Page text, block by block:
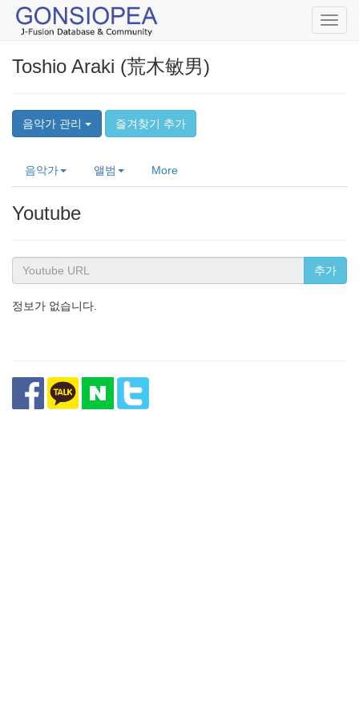
Toshio Araki (荒木敏男)
음악가 관리 즐겨찾기 추가
음악가 앨범 More
Youtube
추가
정보가 없습니다.